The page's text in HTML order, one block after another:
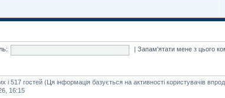
|Запам'ятати мене з цього
і 517 гостей (Ця інформація базується на активності користувачів
16:15